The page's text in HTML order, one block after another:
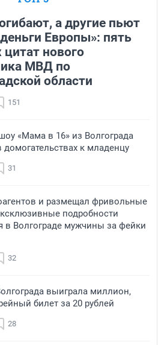
а другие пьют
Европы»: пять
цитат нового
МВД по
области
151
«Мама в 16» из Волгограда
к младенцу
31
и размещал фривольные
подробности
в Волгограде мужчины за фейки
32
выиграла миллион,
билет за 20 рублей
28